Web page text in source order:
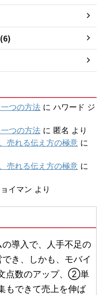
つの方法 に ハワード ジ
つの方法 に 匿名 より
売れる伝え方の極意 に
売れる伝え方の極意 に
イマン より
導入で、人手不足の
き、しかも、モバイ
点数のアップ、②単
できて売上を伸ば